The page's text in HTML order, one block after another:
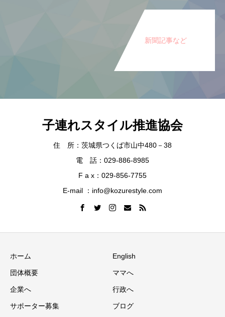
新聞記事など
子連れスタイル推進協会
住 所：茨城県つくば市山中480－38
電 話：029-886-8985
F a x：029-856-7755
E-mail ：info@kozurestyle.com
ホーム English
団体概要 ママへ
企業へ 行政へ
サポーター募集 ブログ